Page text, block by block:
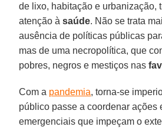
de lixo, habitação e urbanização,
atenção àsaúde. Não se trata
ausência de políticas públicas
mas de uma necropolítica, que
pobres, negros e mestiços nas
Com a pandemia, torna-se
público passe a coordenar ações
emergenciais que impeçam o